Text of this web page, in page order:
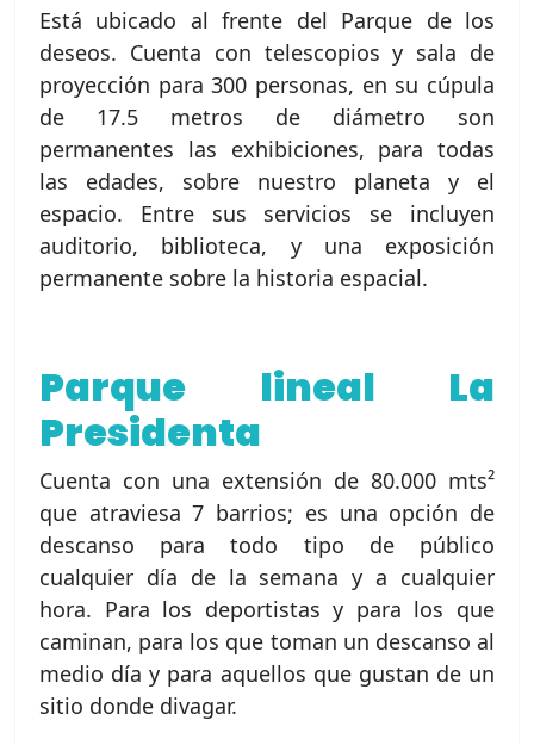
Está ubicado al frente del Parque de los
deseos. Cuenta con telescopios y sala de
proyección para 300 personas, en su cúpula
de 17.5 metros de diámetro son
permanentes las exhibiciones, para todas
las edades, sobre nuestro planeta y el
espacio. Entre sus servicios se incluyen
auditorio, biblioteca, y una exposición
permanente sobre la historia espacial.
Parque lineal La
Presidenta
Cuenta con una extensión de 80.000 mts²
que atraviesa 7 barrios; es una opción de
descanso para todo tipo de público
cualquier día de la semana y a cualquier
hora. Para los deportistas y para los que
caminan, para los que toman un descanso al
medio día y para aquellos que gustan de un
sitio donde divagar.